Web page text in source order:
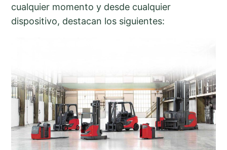
cualquier momento y desde cualquier
dispositivo, destacan los siguientes: